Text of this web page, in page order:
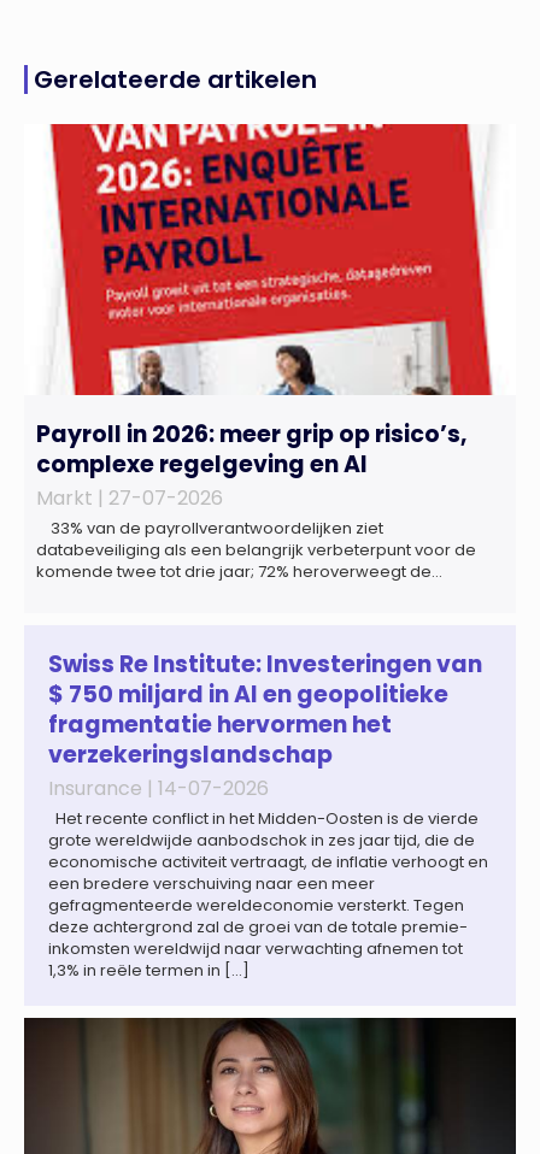
Gerelateerde artikelen
Payroll in 2026: meer grip op risico’s,
complexe regelgeving en AI
Markt | 27-07-2026
33% van de payrollverantwoordelijken ziet
databeveiliging als een belangrijk verbeterpunt voor de
komende twee tot drie jaar; 72% heroverweegt de
zich steeds vaker tot een zelfstandige bedrijfsfunctie: bij
43% van […]
Swiss Re Institute: Investeringen van
$ 750 miljard in AI en geopolitieke
fragmentatie hervormen het
verzekeringslandschap
Insurance | 14-07-2026
Het recente conflict in het Midden-Oosten is de vierde
grote wereldwijde aanbodschok in zes jaar tijd, die de
economische activiteit vertraagt, de inflatie verhoogt en
een bredere verschuiving naar een meer
gefragmenteerde wereldeconomie versterkt. Tegen
deze achtergrond zal de groei van de totale premie-
inkomsten wereldwijd naar verwachting afnemen tot
1,3% in reële termen in […]